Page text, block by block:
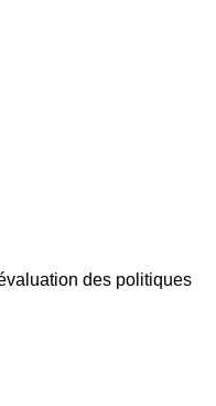
des politiques